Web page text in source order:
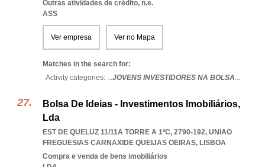
Outras atividades de crédito, n.e.
ASS
Ver empresa Ver no Mapa
Matches in the search for:
Activity categories: ...JOVENS INVESTIDORES NA BOLSA...
Bolsa De Ideias - Investimentos Imobiliários,
Lda
EST DE QUELUZ 11/11A TORRE A 1ºC, 2790-192, UNIAO
FREGUESIAS CARNAXIDE QUEIJAS OEIRAS, LISBOA
Compra e venda de bens imobiliários